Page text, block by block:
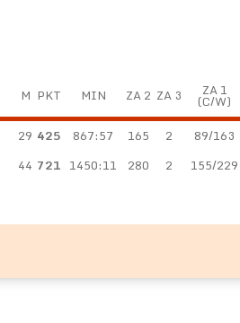
M PKT MIN ZA 2 ZA 3 ZA 1
(C/W)
29 425 867:57 165 2 89/163
44 721 1450:11 280 2 155/229